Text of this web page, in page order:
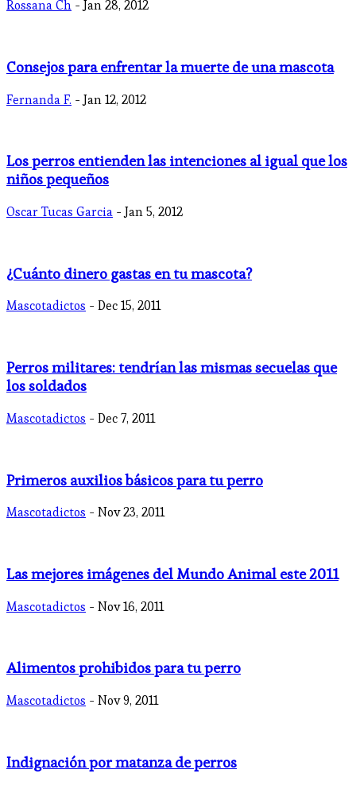
Rossana Ch - Jan 28, 2012
Consejos para enfrentar la muerte de una mascota
Fernanda F. - Jan 12, 2012
Los perros entienden las intenciones al igual que los
niños pequeños
Oscar Tucas Garcia - Jan 5, 2012
¿Cuánto dinero gastas en tu mascota?
Mascotadictos - Dec 15, 2011
Perros militares: tendrían las mismas secuelas que
los soldados
Mascotadictos - Dec 7, 2011
Primeros auxilios básicos para tu perro
Mascotadictos - Nov 23, 2011
Las mejores imágenes del Mundo Animal este 2011
Mascotadictos - Nov 16, 2011
Alimentos prohibidos para tu perro
Mascotadictos - Nov 9, 2011
Indignación por matanza de perros